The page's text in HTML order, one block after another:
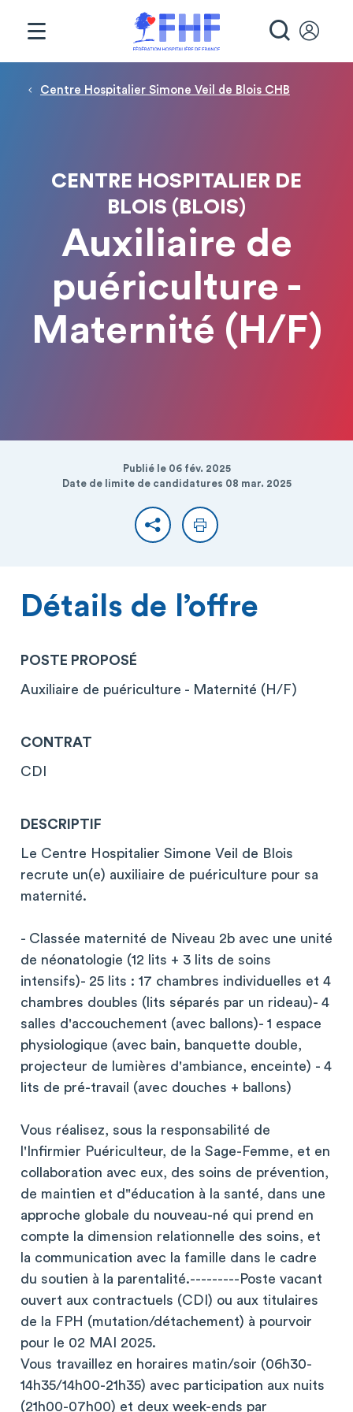
Fil d'Ariane
Centre Hospitalier Simone Veil de Blois CHB
CENTRE HOSPITALIER DE
BLOIS (BLOIS)
Auxiliaire de
puériculture -
Maternité (H/F)
Publié le 06 fév. 2025
Date de limite de candidatures 08 mar. 2025
PartagerImprimer
Détails de l’offre
POSTE PROPOSÉ
Auxiliaire de puériculture - Maternité (H/F)
CONTRAT
CDI
DESCRIPTIF
Le Centre Hospitalier Simone Veil de Blois
recrute un(e) auxiliaire de puériculture pour sa
maternité.
- Classée maternité de Niveau 2b avec une unité
de néonatologie (12 lits + 3 lits de soins
intensifs)- 25 lits : 17 chambres individuelles et 4
chambres doubles (lits séparés par un rideau)- 4
salles d'accouchement (avec ballons)- 1 espace
physiologique (avec bain, banquette double,
projecteur de lumières d'ambiance, enceinte) - 4
lits de pré-travail (avec douches + ballons)
Vous réalisez, sous la responsabilité de
l'Infirmier Puériculteur, de la Sage-Femme, et en
collaboration avec eux, des soins de prévention,
de maintien et d"éducation à la santé, dans une
approche globale du nouveau-né qui prend en
compte la dimension relationnelle des soins, et
la communication avec la famille dans le cadre
du soutien à la parentalité.---------Poste vacant
ouvert aux contractuels (CDI) ou aux titulaires
de la FPH (mutation/détachement) à pourvoir
pour le 02 MAI 2025.
Vous travaillez en horaires matin/soir (06h30-
14h35/14h00-21h35) avec participation aux nuits
(21h00-07h00) et deux week-ends par
Panneau de gestion des cookies